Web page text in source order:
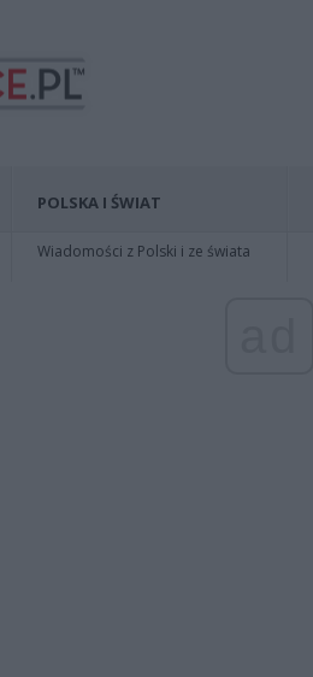
POLSKA I ŚWIAT
Wiadomości z Polski i ze świata